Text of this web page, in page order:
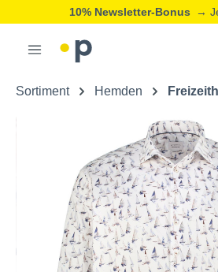
10% Newsletter-Bonus →
Sortiment Hemden